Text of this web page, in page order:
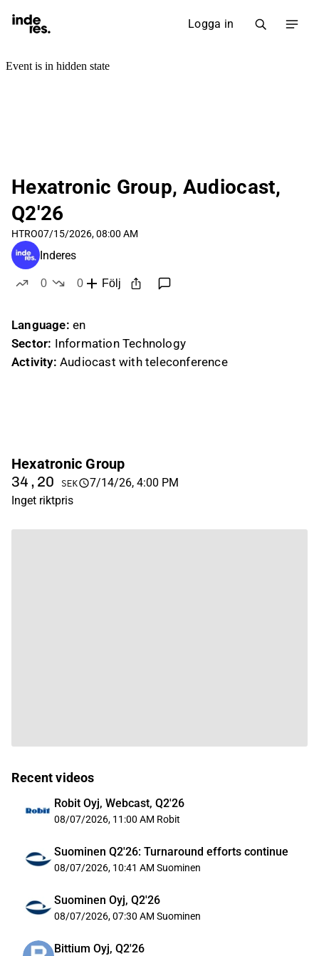
Logga in
Hexatronic Group, Audiocast,
Q2'26
HTRO07/15/2026, 08:00 AM
Inderes
0
0
Följ
Language: en
Sector: Information Technology
Activity: Audiocast with teleconference
Hexatronic Group
34,20 SEK
7/14/26, 4:00 PM
Inget riktpris
Recent videos
Robit Oyj, Webcast, Q2'26
08/07/2026, 11:00 AM Robit
Suominen Q2'26: Turnaround efforts continue
08/07/2026, 10:41 AM Suominen
Suominen Oyj, Q2'26
08/07/2026, 07:30 AM Suominen
Bittium Oyj, Q2'26